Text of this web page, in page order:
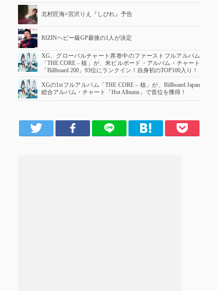
北村匠海×宮沢りえ『しびれ』予告
RIZINヘビー級GP最後の1人が決定
XG、グローバルチャート席巻中のファーストフルアルバム
「THE CORE – 核」が、米ビルボード・アルバム・チャート
「Billboard 200」93位にランクイン！自身初のTOP100入り！
XGの1stフルアルバム「THE CORE – 核」が、Billboard Japan
総合アルバム・チャート「Hot Albums」で首位を獲得！
Facebook LINE はてブ Pocket